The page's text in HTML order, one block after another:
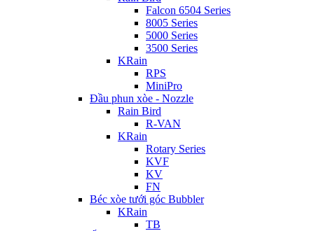
Falcon 6504 Series
8005 Series
5000 Series
3500 Series
KRain
RPS
MiniPro
Đầu phun xòe - Nozzle
Rain Bird
R-VAN
KRain
Rotary Series
KVF
KV
FN
Béc xòe tưới góc Bubbler
KRain
TB